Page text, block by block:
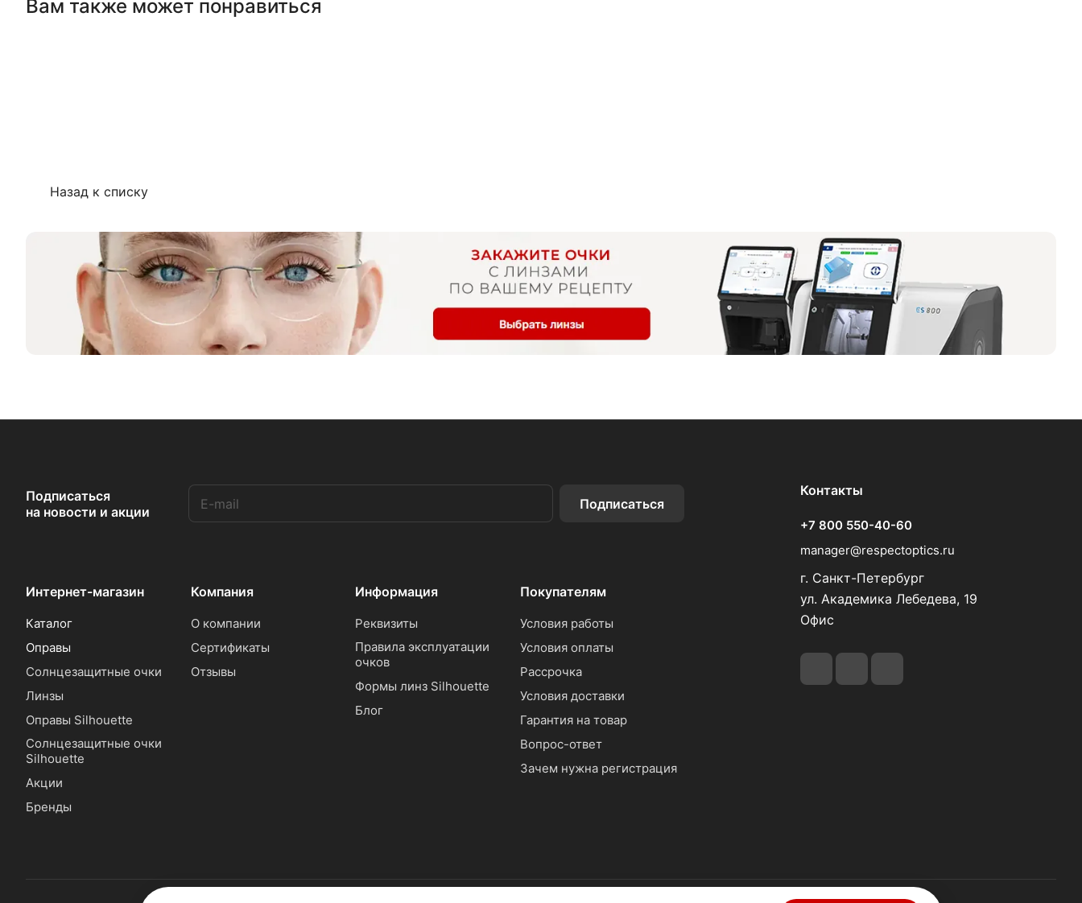
Вам также может понравиться
Назад к списку
Подписаться
на новости и акции
Подписаться
Интернет-магазин
Каталог
Оправы
Солнцезащитные очки
Линзы
Оправы Silhouette
Солнцезащитные очки
Silhouette
Акции
Бренды
Компания
О компании
Сертификаты
Отзывы
Информация
Реквизиты
Правила эксплуатации
очков
Формы линз Silhouette
Блог
Покупателям
Условия работы
Условия оплаты
Рассрочка
Условия доставки
Гарантия на товар
Вопрос-ответ
Зачем нужна регистрация
Контакты
+7 800 550-40-60
manager@respectoptics.ru
г. Санкт-Петербург
ул. Академика Лебедева, 19
Офис